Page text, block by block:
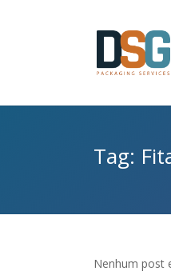
Tag:
Nenhum post